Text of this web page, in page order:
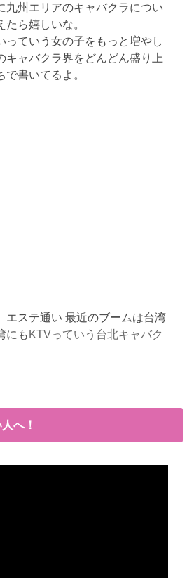
九州エリアのキャバクラについ
ら嬉しいな。
っていう女の子をもっと増やし
キャバクラ界をどんどん盛り上
書いてるよ。
エステ通い 最近のブームは台湾
にもKTVっていう台北キャバク
へ！